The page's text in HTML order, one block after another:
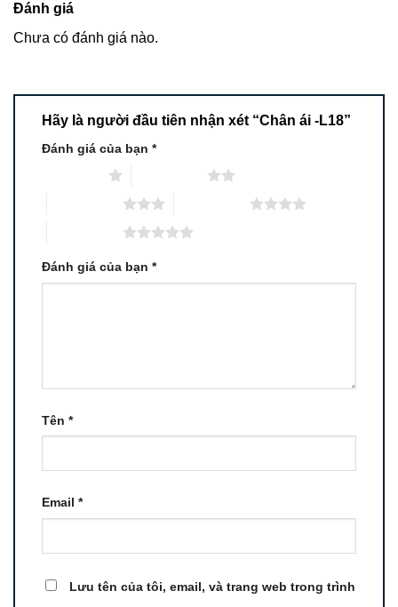
Đánh giá
Chưa có đánh giá nào.
Hãy là người đầu tiên nhận xét “Chân ái -L18”
Đánh giá của bạn *
Đánh giá của bạn *
Tên *
Email *
Lưu tên của tôi, email, và trang web trong trình